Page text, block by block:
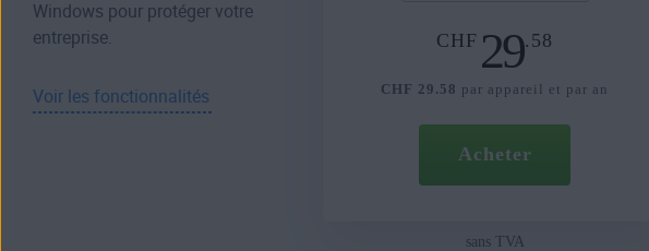
Windows pour protéger votre
entreprise.
Voir les fonctionnalités
CHF 29.58
CHF 29.58 par appareil et par an
Acheter
sans TVA